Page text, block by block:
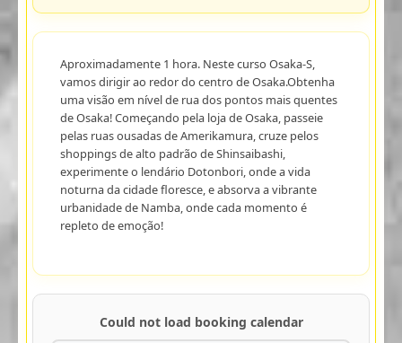
Aproximadamente 1 hora. Neste curso Osaka-S,
vamos dirigir ao redor do centro de Osaka.Obtenha
uma visão em nível de rua dos pontos mais quentes
de Osaka! Começando pela loja de Osaka, passeie
pelas ruas ousadas de Amerikamura, cruze pelos
shoppings de alto padrão de Shinsaibashi,
experimente o lendário Dotonbori, onde a vida
noturna da cidade floresce, e absorva a vibrante
urbanidade de Namba, onde cada momento é
repleto de emoção!
Could not load booking calendar